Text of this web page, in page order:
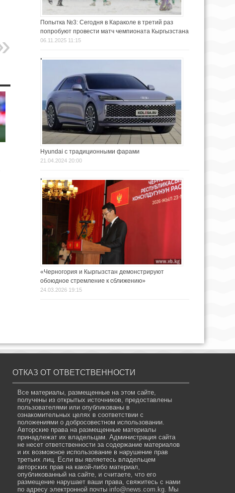
Попытка №3: Сегодня в Караколе в третий раз
попробуют провести матч чемпионата Кыргызстана
06.11.2025 11:15
Hyundai с традиционными фарами
21.04.2024 20:00
«Черногория и Кыргызстан демонстрируют
обоюдное стремление к сближению»
24.03.2026 19:15
ОТКАЗ ОТ ОТВЕТСТВЕННОСТИ
Все материалы, размещенные на этом сайте,
получены из открытых источников, предоставлены
пользователями или опубликованы в
ознакомительных целях в соответствии с
положениями о добросовестном использовании.
Авторские права на размещенные материалы
принадлежат их владельцам. Администрация сайта
не несет ответственности за содержание материалов
и их возможное использование в нарушение прав
третьих лиц. Если вы являетесь владельцем
авторских прав на какой-либо материал,
опубликованный на сайте, и считаете, что его
размещение нарушает ваши права, свяжитесь с нами
по адресу электронной почты info@news.com.kg. Мы